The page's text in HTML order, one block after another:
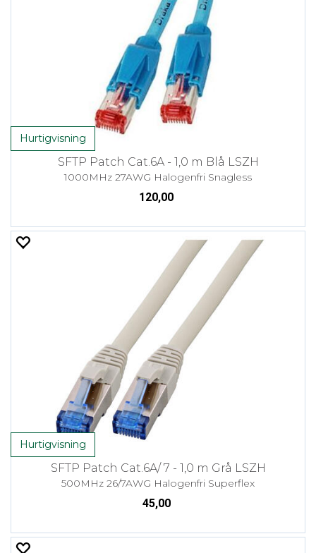
Hurtigvisning
SFTP Patch Cat.6A - 1,0 m Blå LSZH
1000MHz 27AWG Halogenfri Snagless
120,00
Hurtigvisning
SFTP Patch Cat.6A/ 7 - 1,0 m Grå LSZH
500MHz 26/7AWG Halogenfri Superflex
45,00